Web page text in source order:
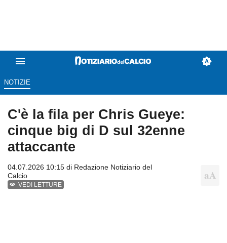
NOTIZIE
C'è la fila per Chris Gueye:
cinque big di D sul 32enne
attaccante
04.07.2026 10:15 di Redazione Notiziario del
Calcio
VEDI LETTURE